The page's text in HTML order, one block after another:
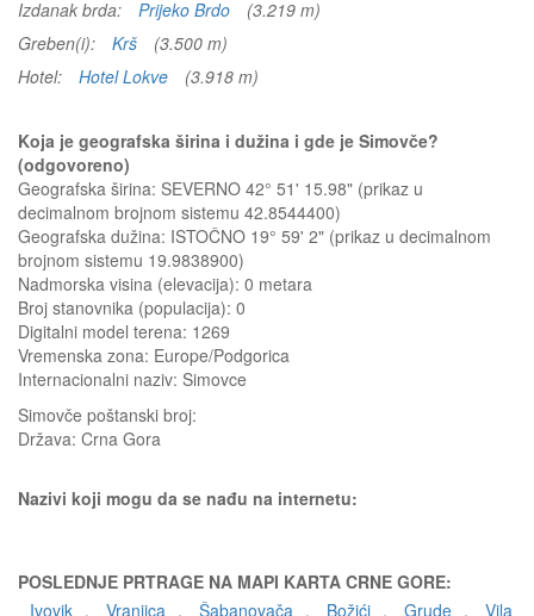
Izdanak brda:
Prijeko Brdo
(3.219 m)
Greben(i):
Krš
(3.500 m)
Hotel:
Hotel Lokve (3.918 m)
Koja je geografska širina i dužina i gde je Simovče?
(odgovoreno)
Geografska širina: SEVERNO 42° 51' 15.98" (prikaz u
decimalnom brojnom sistemu 42.8544400)
Geografska dužina: ISTOČNO 19° 59' 2" (prikaz u decimalnom
brojnom sistemu 19.9838900)
Nadmorska visina (elevacija): 0 metara
Broj stanovnika (populacija): 0
Digitalni model terena: 1269
Vremenska zona: Europe/Podgorica
Internacionalni naziv: Simovce
Simovče poštanski broj:
Država: Crna Gora
Nazivi koji mogu da se nađu na internetu:
POSLEDNJE PRTRAGE NA MAPI KARTA CRNE GORE:
Ivovik , Vranjica , Šabanovača , Božići , Grude , Vila